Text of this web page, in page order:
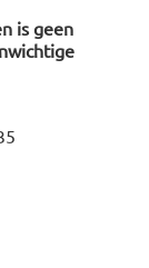
is geen